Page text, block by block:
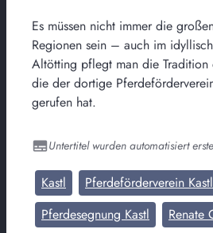
Es müssen nicht immer die
Regionen sein – auch im
Altötting pflegt man die Tradition
die der dortige
gerufen hat.
Untertitel wurden automatisiert
Kastl Pferdeförderverein Kastl
Pferdesegnung Kastl
Renate